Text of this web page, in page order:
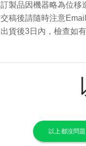
訂製品因機器略為位移
交稿後請隨時注意
出貨後3日內，檢查如
以上都沒問